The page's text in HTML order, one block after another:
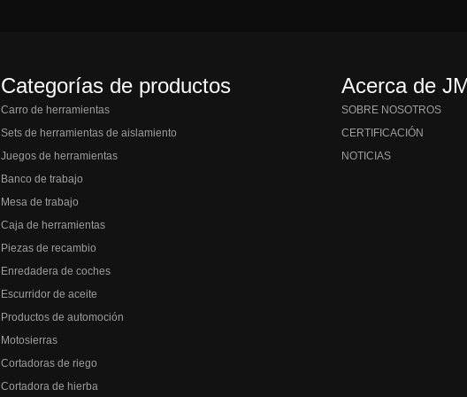
Categorías de productos
Carro de herramientas
Sets de herramientas de aislamiento
Juegos de herramientas
Banco de trabajo
Mesa de trabajo
Caja de herramientas
Piezas de recambio
Enredadera de coches
Escurridor de aceite
Productos de automoción
Motosierras
Cortadoras de riego
Cortadora de hierba
Acerca de
SOBRE NOSOTROS
CERTIFICACIÓN
NOTICIAS